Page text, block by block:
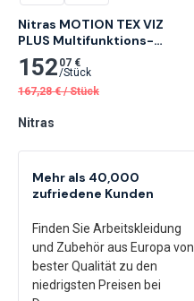
Mehr als 40,000
zufriedene Kunden
Finden Sie Arbeitskleidung
und Zubehör aus Europa von
bester Qualität zu den
niedrigsten Preisen bei
Nitras MOTION TEX VIZ
PLUS Multifunktions-
Warnschutzjacke,
Neongelb/Marineblau
152 07 €
/Stück
167,28 € /Stück
Nitras